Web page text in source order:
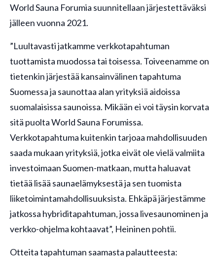
World Sauna Forumia suunnitellaan järjestettäväksi
jälleen vuonna 2021.
”Luultavasti jatkamme verkkotapahtuman
tuottamista muodossa tai toisessa. Toiveenamme on
tietenkin järjestää kansainvälinen tapahtuma
Suomessa ja saunottaa alan yrityksiä aidoissa
suomalaisissa saunoissa. Mikään ei voi täysin korvata
sitä puolta World Sauna Forumissa.
Verkkotapahtuma kuitenkin tarjoaa mahdollisuuden
saada mukaan yrityksiä, jotka eivät ole vielä valmiita
investoimaan Suomen-matkaan, mutta haluavat
tietää lisää saunaelämyksestä ja sen tuomista
liiketoimintamahdollisuuksista. Ehkäpä järjestämme
jatkossa hybriditapahtuman, jossa livesaunominen ja
verkko-ohjelma kohtaavat”, Heininen pohtii.
Otteita tapahtuman saamasta palautteesta: